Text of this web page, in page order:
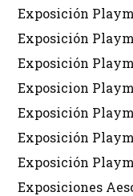
Exposición
Exposición
Exposición
Exposicion
Exposición
Exposición
Exposición
Exposiciones